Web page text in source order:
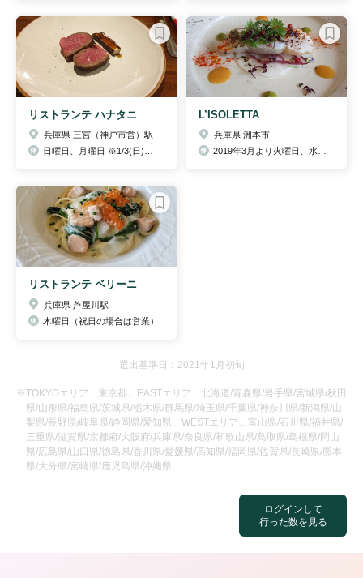
ログインして
行った数を見る
リストランテ ハナタニ
兵庫県 三宮（神戸市営）駅
L’ISOLETTA
兵庫県 洲本市
リストランテ ベリーニ
兵庫県 芦屋川駅
木曜日（祝日の場合は営業）
選出基準日：2021年1月初旬
※TOKYOエリア…東京都、EASTエリア…北海道/青森県/岩手県/宮城県/秋田
県/山形県/福島県/茨城県/栃木県/群馬県/埼玉県/千葉県/神奈川県/新潟県/山
梨県/長野県/岐阜県/静岡県/愛知県、WESTエリア…富山県/石川県/福井県/
三重県/滋賀県/京都府/大阪府/兵庫県/奈良県/和歌山県/鳥取県/島根県/岡山
県/広島県/山口県/徳島県/香川県/愛媛県/高知県/福岡県/佐賀県/長崎県/熊本
県/大分県/宮崎県/鹿児島県/沖縄県